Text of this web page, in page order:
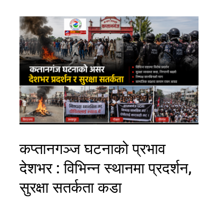
कप्तानगञ्ज घटनाको प्रभाव
देशभर : विभिन्न स्थानमा प्रदर्शन,
सुरक्षा सतर्कता कडा